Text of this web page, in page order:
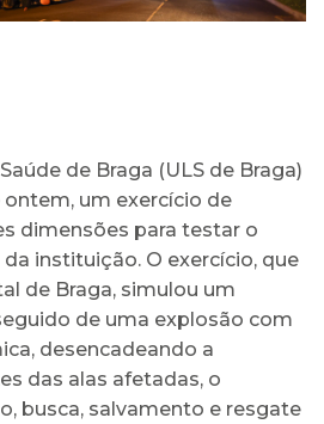
de Braga (ULS de Braga)
um exercício de
dimensões para testar o
instituição. O exercício, que
de Braga, simulou um
de uma explosão com
desencadeando a
das alas afetadas, o
busca, salvamento e resgate